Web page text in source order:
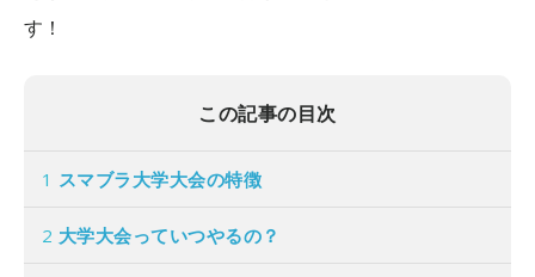
す！
この記事の目次
1 スマブラ大学大会の特徴
2 大学大会っていつやるの？